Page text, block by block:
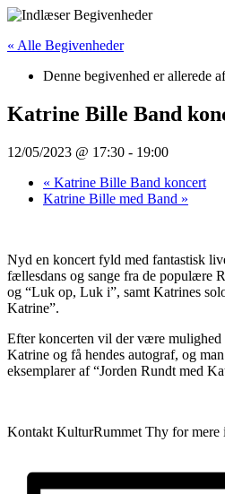
Videre
indhold
« Alle Begivenheder
Denne begivenhed er allerede
Katrine Bille Band
12/05/2023 @ 17:30 - 19:00
« Katrine Bille Band koncert
Katrine Bille med Band »
Nyd en koncert fyld med fantastisk
fællesdans og sange fra de populære
og “Luk op, Luk i”, samt Katrines
Katrine”.
Efter koncerten vil der være mulighed
Katrine og få hendes autograf, og
eksemplarer af “Jorden Rundt med
Kontakt KulturRummet Thy for mere